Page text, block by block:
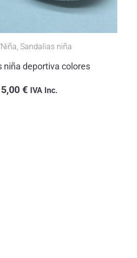
Sandalias niña
niña deportiva colores
€ IVA Inc.